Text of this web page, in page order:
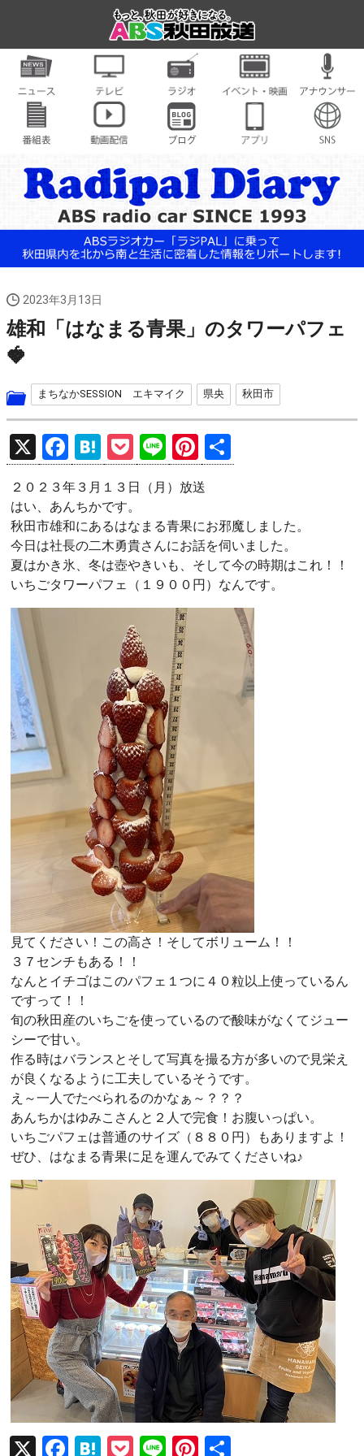
2023年3月13日
雄和「はなまる青果」のタワーパフェ
🍓
まちなかSESSION エキマイク 県央 秋田市
X
F
a
ce
b
o
o
k
H
at
e
n
a
P
o
ck
et
Li
n
e
Pi
nt
er
es
t
有
２０２３年３月１３日（月）放送
はい、あんちかです。
秋田市雄和にあるはなまる青果にお邪魔しました。
今日は社長の二木勇貴さんにお話を伺いました。
夏はかき氷、冬は壺やきいも、そして今の時期はこれ！！
いちごタワーパフェ（１９００円）なんです。
見てください！この高さ！そしてボリューム！！
３７センチもある！！
なんとイチゴはこのパフェ１つに４０粒以上使っているん
ですって！！
旬の秋田産のいちごを使っているので酸味がなくてジュー
シーで甘い。
作る時はバランスとそして写真を撮る方が多いので見栄え
が良くなるように工夫しているそうです。
え～一人でたべられるのかなぁ～？？？
あんちかはゆみこさんと２人で完食！お腹いっぱい。
いちごパフェは普通のサイズ（８８０円）もありますよ！
ぜひ、はなまる青果に足を運んでみてくださいね♪
X
F
H
P
Li
Pi